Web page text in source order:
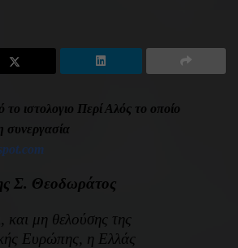
ιστολογιο Περί Αλός το οποίο
συνεργασία
Σ. Θεοδωράτος
και μη θελούσης της
Ευρώπης, η Ελλάς